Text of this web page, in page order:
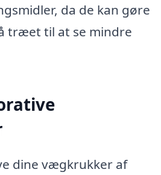
da de kan gøre
træet til at se mindre
dine vægkrukker af